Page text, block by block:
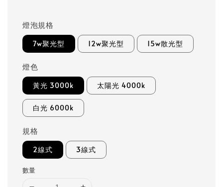
燈泡規格
7w聚光型 12w聚光型 15w散光型
燈色
黃光 3000k 太陽光 4000k
白光 6000k
規格
2線式 3線式
數量